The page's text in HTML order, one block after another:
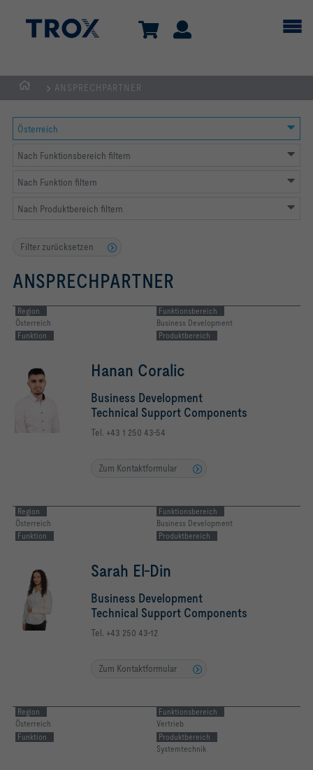
TROX
AUSTRIA
CEE
Geräte
+
zur
und
von
Räumen
ANSPRECHPARTNER
Österreich
Nach Funktionsbereich filtern
Nach Funktion filtern
Nach Produktbereich filtern
Filter zurücksetzen
ANSPRECHPARTNER
Region
Österreich
Funktionsbereich
Business Development
Funktion
Produktbereich
Hanan Coralic
Business Development
Technical Support Components
Tel. +43 1 250 43-54
Zum Kontaktformular
Region
Österreich
Funktionsbereich
Business Development
Funktion
Produktbereich
Sarah El-Din
Business Development
Technical Support Components
Tel. +43 250 43-12
Zum Kontaktformular
Region
Österreich
Funktionsbereich
Vertrieb
Funktion
Produktbereich
Systemtechnik